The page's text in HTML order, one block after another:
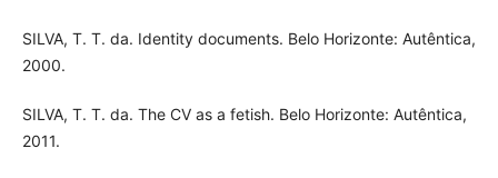
SILVA, T. T. da. Identity documents. Belo Horizonte: Autêntica,
2000.
SILVA, T. T. da. The CV as a fetish. Belo Horizonte: Autêntica,
2011.